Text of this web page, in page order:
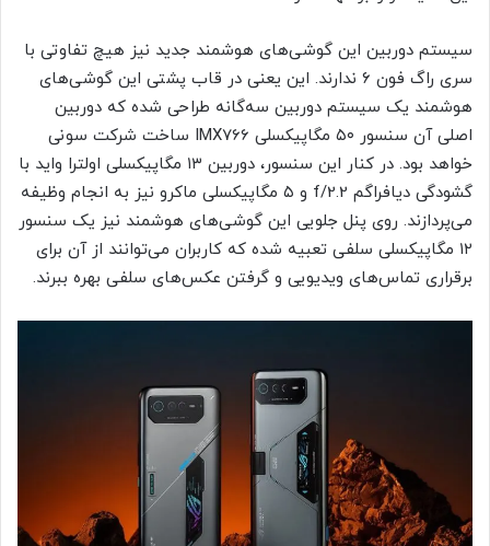
سیستم دوربین این گوشی‌های هوشمند جدید نیز هیچ تفاوتی با
سری راگ فون ۶ ندارند. این یعنی در قاب پشتی این گوشی‌های
هوشمند یک سیستم دوربین سه‌گانه طراحی شده که دوربین
اصلی آن سنسور ۵۰ مگاپیکسلی IMX766 ساخت شرکت سونی
خواهد بود. در کنار این سنسور، دوربین ۱۳ مگاپیکسلی اولترا واید با
گشودگی دیافراگم f/2.2 و ۵ مگاپیکسلی ماکرو نیز به انجام وظیفه
می‌پردازند. روی پنل جلویی این گوشی‌های هوشمند نیز یک سنسور
۱۲ مگاپیکسلی سلفی تعبیه شده که کاربران می‌توانند از آن برای
برقراری تماس‌های ویدیویی و گرفتن عکس‌های سلفی بهره ببرند.